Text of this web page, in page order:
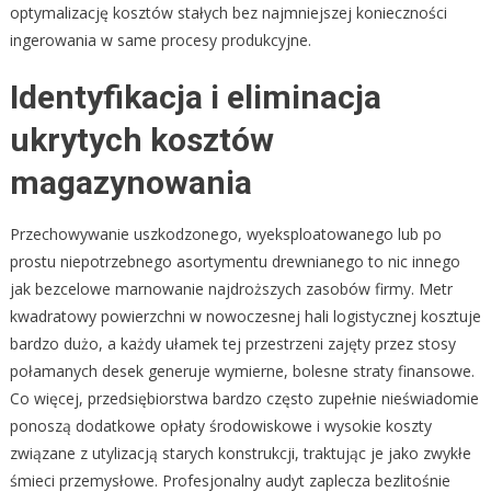
optymalizację kosztów stałych bez najmniejszej konieczności
ingerowania w same procesy produkcyjne.
Identyfikacja i eliminacja
ukrytych kosztów
magazynowania
Przechowywanie uszkodzonego, wyeksploatowanego lub po
prostu niepotrzebnego asortymentu drewnianego to nic innego
jak bezcelowe marnowanie najdroższych zasobów firmy. Metr
kwadratowy powierzchni w nowoczesnej hali logistycznej kosztuje
bardzo dużo, a każdy ułamek tej przestrzeni zajęty przez stosy
połamanych desek generuje wymierne, bolesne straty finansowe.
Co więcej, przedsiębiorstwa bardzo często zupełnie nieświadomie
ponoszą dodatkowe opłaty środowiskowe i wysokie koszty
związane z utylizacją starych konstrukcji, traktując je jako zwykłe
śmieci przemysłowe. Profesjonalny audyt zaplecza bezlitośnie